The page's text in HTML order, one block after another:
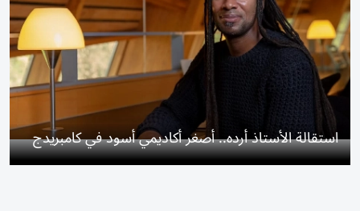
استقالة الأستاذ أرده.. أصغر أكاديمي أسود في كامبريدج